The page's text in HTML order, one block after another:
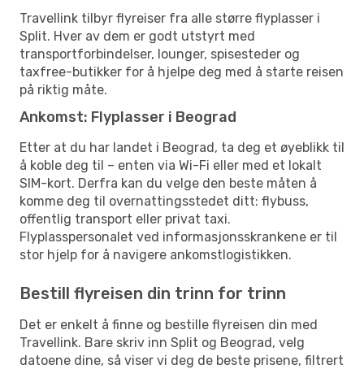
Travellink tilbyr flyreiser fra alle større flyplasser i
Split. Hver av dem er godt utstyrt med
transportforbindelser, lounger, spisesteder og
taxfree-butikker for å hjelpe deg med å starte reisen
på riktig måte.
Ankomst: Flyplasser i Beograd
Etter at du har landet i Beograd, ta deg et øyeblikk til
å koble deg til – enten via Wi-Fi eller med et lokalt
SIM-kort. Derfra kan du velge den beste måten å
komme deg til overnattingsstedet ditt: flybuss,
offentlig transport eller privat taxi.
Flyplasspersonalet ved informasjonsskrankene er til
stor hjelp for å navigere ankomstlogistikken.
Bestill flyreisen din trinn for trinn
Det er enkelt å finne og bestille flyreisen din med
Travellink. Bare skriv inn Split og Beograd, velg
datoene dine, så viser vi deg de beste prisene, filtrert